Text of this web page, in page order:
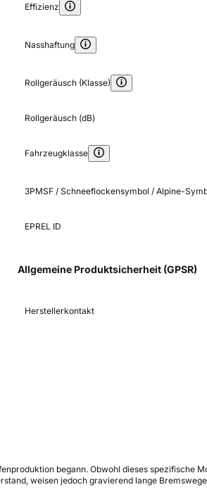
Effizienz
Nasshaftung
Rollgeräusch (Klasse)
Rollgeräusch (dB)
Fahrzeugklasse
3PMSF / Schneeflockensymbol / Alpine-
EPREL ID
Allgemeine Produktsicherheit (GPSR)
Herstellerkontakt
begann. Obwohl dieses spezifische
weisen jedoch gravierend lange